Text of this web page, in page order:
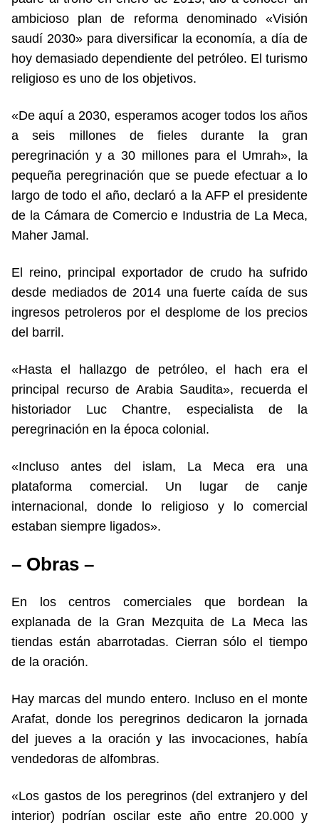
ambicioso plan de reforma denominado «Visión
saudí 2030» para diversificar la economía, a día de
hoy demasiado dependiente del petróleo. El turismo
religioso es uno de los objetivos.
«De aquí a 2030, esperamos acoger todos los años
a seis millones de fieles durante la gran
peregrinación y a 30 millones para el Umrah», la
pequeña peregrinación que se puede efectuar a lo
largo de todo el año, declaró a la AFP el presidente
de la Cámara de Comercio e Industria de La Meca,
Maher Jamal.
El reino, principal exportador de crudo ha sufrido
desde mediados de 2014 una fuerte caída de sus
ingresos petroleros por el desplome de los precios
del barril.
«Hasta el hallazgo de petróleo, el hach era el
principal recurso de Arabia Saudita», recuerda el
historiador Luc Chantre, especialista de la
peregrinación en la época colonial.
«Incluso antes del islam, La Meca era una
plataforma comercial. Un lugar de canje
internacional, donde lo religioso y lo comercial
estaban siempre ligados».
– Obras –
En los centros comerciales que bordean la
explanada de la Gran Mezquita de La Meca las
tiendas están abarrotadas. Cierran sólo el tiempo
de la oración.
Hay marcas del mundo entero. Incluso en el monte
Arafat, donde los peregrinos dedicaron la jornada
del jueves a la oración y las invocaciones, había
vendedoras de alfombras.
«Los gastos de los peregrinos (del extranjero y del
interior) podrían oscilar este año entre 20.000 y